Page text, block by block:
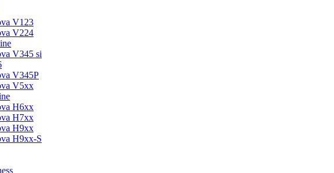
V123
V224
V345 si
V345P
V5xx
H6xx
H7xx
H9xx
H9xx-S